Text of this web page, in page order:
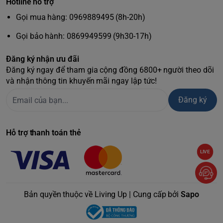
khoa Hoa Kỳ (ADA) chấp nhận.
Trong hộp gồm những gì:
2 đầu phản lực cổ điển (JT-450E)
1 Đầu chỉnh nha (OD-100E)
1 Đầu loại bỏ mảng bám (PS-100E)
Hộp lưu trữ đầu tăm nước
Dễ dàng sử dụng
viền nướu và xịt. Dùng nước ấm đôi với răng nhạy cảm hoặc
thêm nước súc miệng.
Gọi mua hàng: 0969889495 (8h-20h)
Gọi bảo hành: 0869949599 (9h30-17h)
Đăng ký nhận ưu đãi
Đăng ký ngay để tham gia cộng đồng 6800+ người theo dõi
và nhận thông tin khuyến mãi ngay lập tức!
Đăng ký
Hỗ trợ thanh toán thẻ
Bản quyền thuộc về Living Up | Cung cấp bởiSapo
LIVE